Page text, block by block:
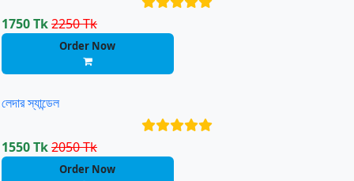
1750 Tk2250 Tk
Order Now
লেদার স্যান্ডেল
1550 Tk2050 Tk
Order Now